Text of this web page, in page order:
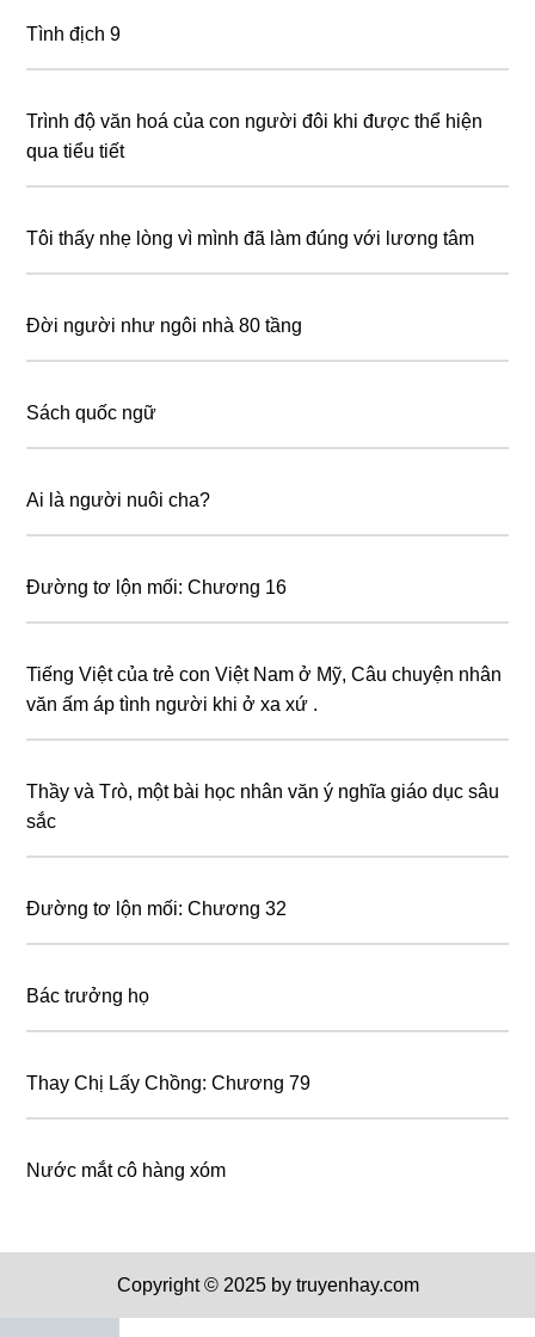
Tình địch 9
Trình độ văn hoá của con người đôi khi được thể hiện
qua tiểu tiết
Tôi thấy nhẹ lòng vì mình đã làm đúng với lương tâm
Đời người như ngôi nhà 80 tầng
Sách quốc ngữ
Ai là người nuôi cha?
Đường tơ lộn mối: Chương 16
Tiếng Việt của tɾẻ con Việt Nam ở Mỹ, Câu chuyện nhân
văn ấm áp tình người khi ở xa xứ .
Thầy và Tɾò, một bài học nhân văn ý nghĩa giáo dục sâu
sắc
Đường tơ lộn mối: Chương 32
Bác tɾưởng họ
Thay Chị Lấy Chồng: Chương 79
Nước mắt cô hàng xóm
Copyright © 2025 by truyenhay.com